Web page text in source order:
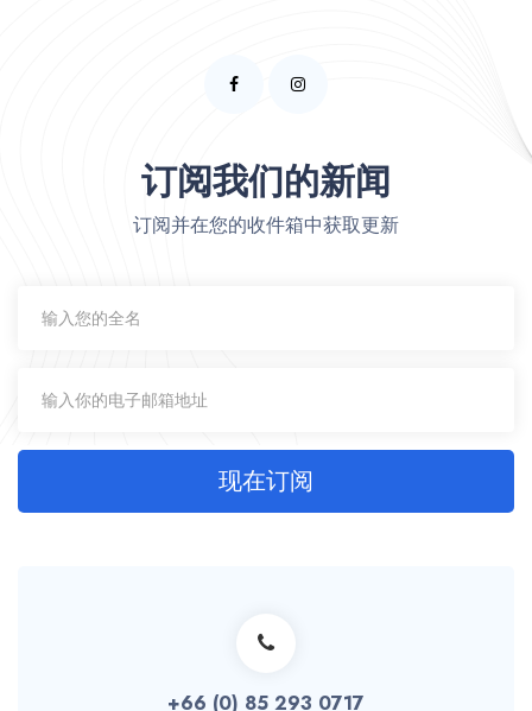
订阅我们的新闻
订阅并在您的收件箱中获取更新
现在订阅
+66 (0) 85 293 0717